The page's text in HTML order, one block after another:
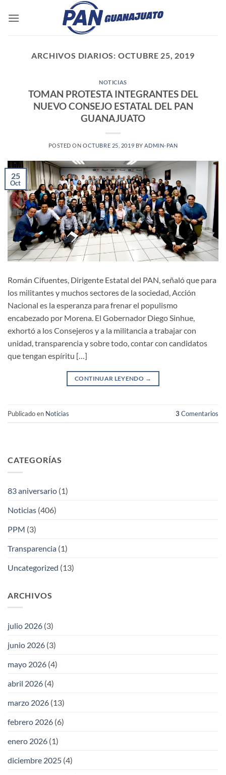
ARCHIVOS DIARIOS: OCTUBRE 25, 2019
NOTICIAS
TOMAN PROTESTA INTEGRANTES DEL
NUEVO CONSEJO ESTATAL DEL PAN
GUANAJUATO
POSTED ONOCTUBRE 25, 2019 BY ADMIN-PAN
25
Oct
Román Cifuentes, Dirigente Estatal del PAN, señaló que para
los militantes y muchos sectores de la sociedad, Acción
Nacional es la esperanza para frenar el populismo
encabezado por Morena. El Gobernador Diego Sinhue,
exhortó a los Consejeros y a la militancia a trabajar con
unidad, transparencia y sobre todo, contar con candidatos
que tengan espíritu […]
CONTINUAR LEYENDO →
Publicado en Noticias 3 Comentarios
CATEGORÍAS
83 aniversario (1)
Noticias (406)
PPM (3)
Transparencia (1)
Uncategorized (13)
ARCHIVOS
julio 2026 (3)
junio 2026 (3)
mayo 2026 (4)
abril 2026 (4)
marzo 2026 (13)
febrero 2026 (6)
enero 2026 (1)
diciembre 2025 (4)